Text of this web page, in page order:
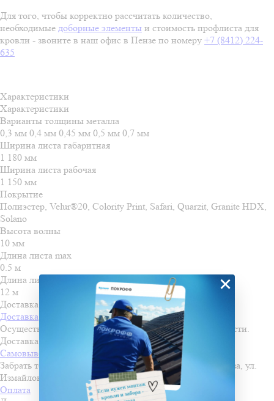
Для того, чтобы корректно рассчитать количество,
необходимые доборные элементы и стоимость профлиста для
кровли - звоните в наш офис в Пензе по номеру +7 (8412) 224-
635
Характеристики
Характеристики
Варианты толщины металла
0,3 мм 0,4 мм 0,45 мм 0,5 мм 0,7 мм
Ширина листа габаритная
1 180 мм
Ширина листа рабочая
1 150 мм
Покрытие
Полиэстер, Velur®20, Colority Print, Safari, Quarzit, Granite HDX,
Solano
Высота волны
10 мм
Длина листа max
0.5 м
Длина листа min
12 м
Доставка и оплата
Доставка
Осуществляем доставку во все города Пензенской области.
Доставка осуществляется по льготной стоимости!
Самовывоз
Забрать товар можно самостоятельно со склада в г. Пенза, ул.
Измайлова, д. 28
Оплата
×